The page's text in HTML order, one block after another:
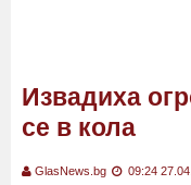
Извадиха
се в кола
GlasNews.bg 09:24